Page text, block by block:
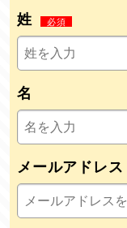
姓
名
メールアドレス